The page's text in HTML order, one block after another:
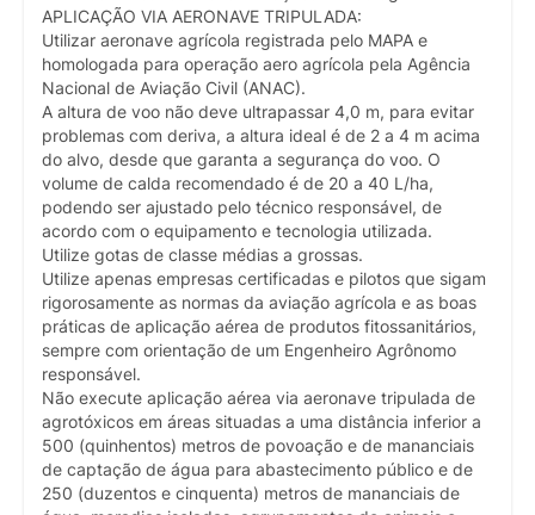
APLICAÇÃO VIA AERONAVE TRIPULADA:
Utilizar aeronave agrícola registrada pelo MAPA e
homologada para operação aero agrícola pela Agência
Nacional de Aviação Civil (ANAC).
A altura de voo não deve ultrapassar 4,0 m, para evitar
problemas com deriva, a altura ideal é de 2 a 4 m acima
do alvo, desde que garanta a segurança do voo. O
volume de calda recomendado é de 20 a 40 L/ha,
podendo ser ajustado pelo técnico responsável, de
acordo com o equipamento e tecnologia utilizada.
Utilize gotas de classe médias a grossas.
Utilize apenas empresas certificadas e pilotos que sigam
rigorosamente as normas da aviação agrícola e as boas
práticas de aplicação aérea de produtos fitossanitários,
sempre com orientação de um Engenheiro Agrônomo
responsável.
Não execute aplicação aérea via aeronave tripulada de
agrotóxicos em áreas situadas a uma distância inferior a
500 (quinhentos) metros de povoação e de mananciais
de captação de água para abastecimento público e de
250 (duzentos e cinquenta) metros de mananciais de